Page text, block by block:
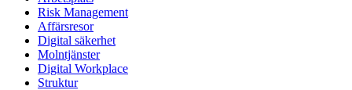
Risk Management
Affärsresor
Digital säkerhet
Molntjänster
Digital Workplace
Struktur